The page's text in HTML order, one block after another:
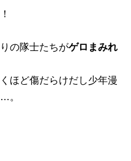
の隊士たちがゲロまみれ
ほど傷だらけだし少年漫
。